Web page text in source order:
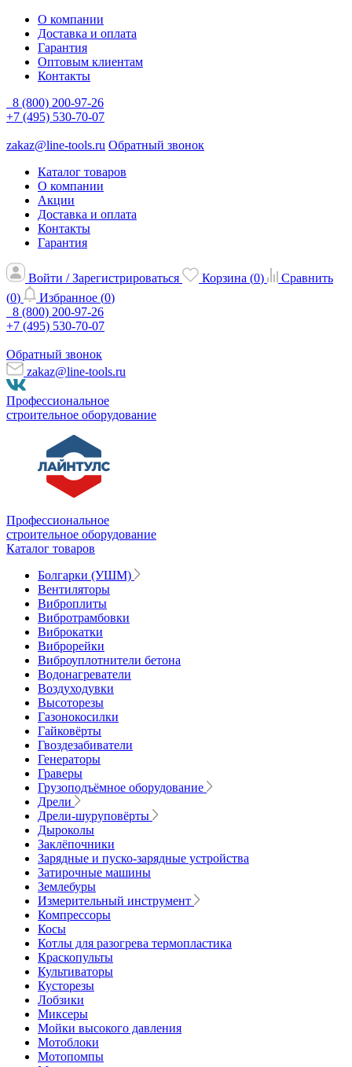
О компании
Доставка и оплата
Гарантия
Оптовым клиентам
Контакты
8 (800) 200-97-26
+7 (495) 530-70-07
zakaz@line-tools.ru Обратный звонок
Каталог товаров
О компании
Акции
Доставка и оплата
Контакты
Гарантия
Войти / Зарегистрироваться Корзина (0)
Сравнить
(0) Избранное (0)
8 (800) 200-97-26
+7 (495) 530-70-07
Обратный звонок
zakaz@line-tools.ru
Профессиональное
строительное оборудование
Профессиональное
строительное оборудование
Каталог товаров
Болгарки (УШМ)
Вентиляторы
Виброплиты
Вибротрамбовки
Виброкатки
Виброрейки
Виброуплотнители бетона
Водонагреватели
Воздуходувки
Высоторезы
Газонокосилки
Гайковёрты
Гвоздезабиватели
Генераторы
Граверы
Грузоподъёмное оборудование
Дрели
Дрели-шуруповёрты
Дыроколы
Заклёпочники
Зарядные и пуско-зарядные устройства
Затирочные машины
Землебуры
Измерительный инструмент
Компрессоры
Косы
Котлы для разогрева термопластика
Краскопульты
Культиваторы
Кусторезы
Лобзики
Миксеры
Мойки высокого давления
Мотоблоки
Мотопомпы